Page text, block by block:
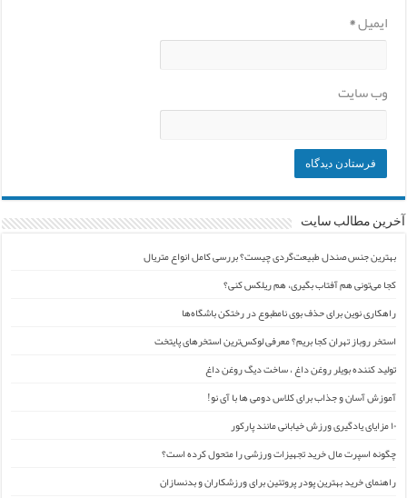
ایمیل*
وب‌ سایت
آخرین مطالب سایت
بهترین جنس صندل طبیعت‌گردی چیست؟ بررسی کامل انواع متریال
کجا می‌تونی هم آفتاب بگیری، هم ریلکس کنی؟
راهکاری نوین برای حذف بوی نامطبوع در رختکن باشگاه‌ها
استخر روباز تهران کجا بریم؟ معرفی لوکس‌ترین استخرهای پایتخت
تولید کننده بویلر روغن داغ ، ساخت دیگ روغن داغ
آموزش آسان و جذاب برای کلاس دومی ها با آی نو!
۱۰ مزایای یادگیری ورزش خیابانی مانند پارکور
چگونه اسپرت مال خرید تجهیزات ورزشی را متحول کرده است؟
راهنمای خرید بهترین پودر پروتئین برای ورزشکاران و بدنسازان